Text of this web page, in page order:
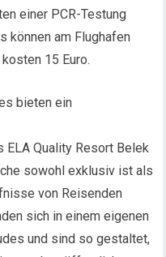
einer PCR-Testung
können am Flughafen
15 Euro.
bieten ein
Quality Resort Belek
sowohl exklusiv ist als
von Reisenden
sich in einem eigenen
und sind so gestaltet,